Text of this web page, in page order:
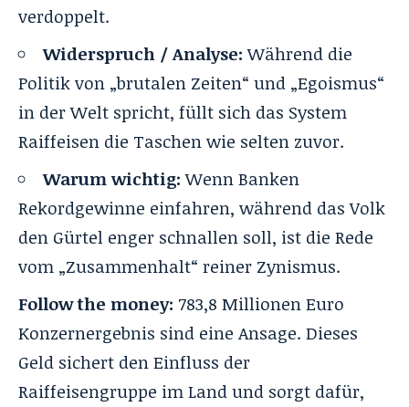
verdoppelt.
Widerspruch / Analyse:Während die
Politik von „brutalen Zeiten“ und „Egoismus“
in der Welt spricht, füllt sich das System
Raiffeisen die Taschen wie selten zuvor.
Warum wichtig:Wenn Banken
Rekordgewinne einfahren, während das Volk
den Gürtel enger schnallen soll, ist die Rede
vom „Zusammenhalt“ reiner Zynismus.
Follow the money: 783,8 Millionen Euro
Konzernergebnis sind eine Ansage. Dieses
Geld sichert den Einfluss der
Raiffeisengruppe im Land und sorgt dafür,